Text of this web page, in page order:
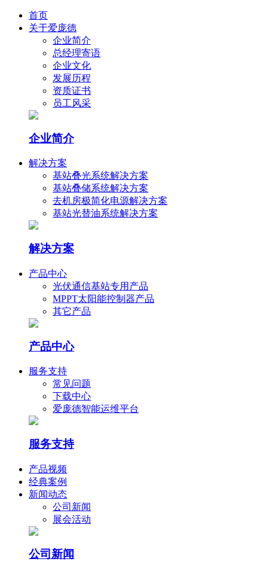
首页
关于爱庞德
企业简介
总经理寄语
企业文化
发展历程
资质证书
员工风采
企业简介
解决方案
基站叠光系统解决方案
基站叠储系统解决方案
去机房极简化电源解决方案
基站光替油系统解决方案
解决方案
产品中心
光伏通信基站专用产品
MPPT太阳能控制器产品
其它产品
产品中心
服务支持
常见问题
下载中心
爱庞德智能运维平台
服务支持
产品视频
经典案例
新闻动态
公司新闻
展会活动
公司新闻